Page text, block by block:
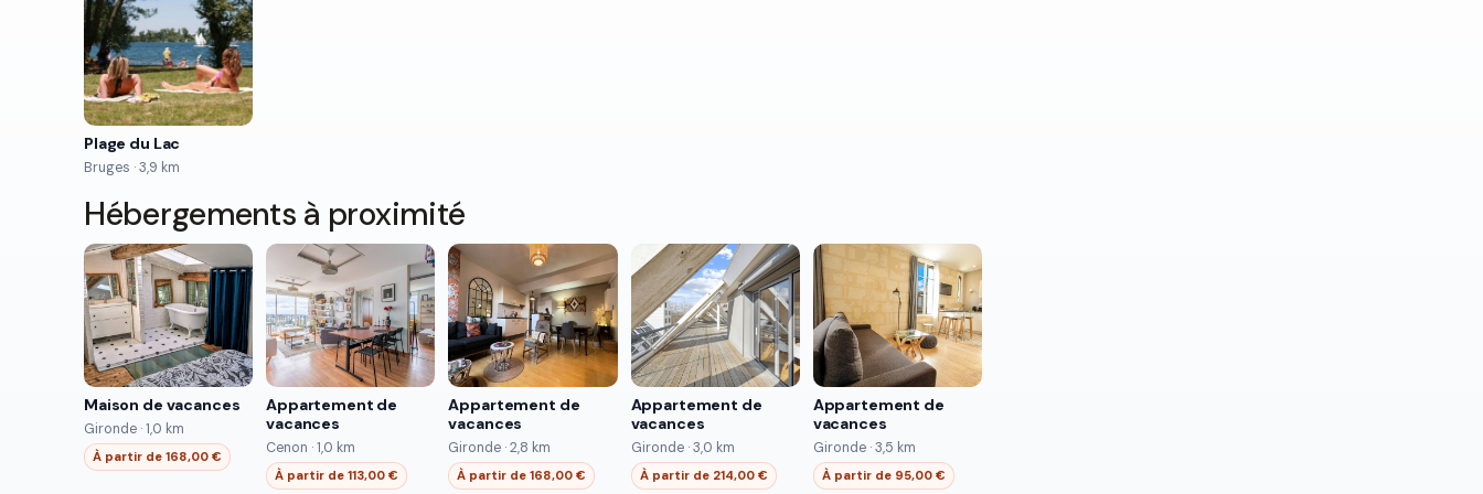
Plage du Lac
Bruges · 3,9 km
Hébergements à proximité
Maison de vacances
Gironde · 1,0 km
À partir de 168,00 €
Appartement de
vacances
Cenon · 1,0 km
À partir de 113,00 €
Appartement de
vacances
Gironde · 2,8 km
À partir de 168,00 €
Appartement de
vacances
Gironde · 3,0 km
À partir de 214,00 €
Appartement de
vacances
Gironde · 3,5 km
À partir de 95,00 €